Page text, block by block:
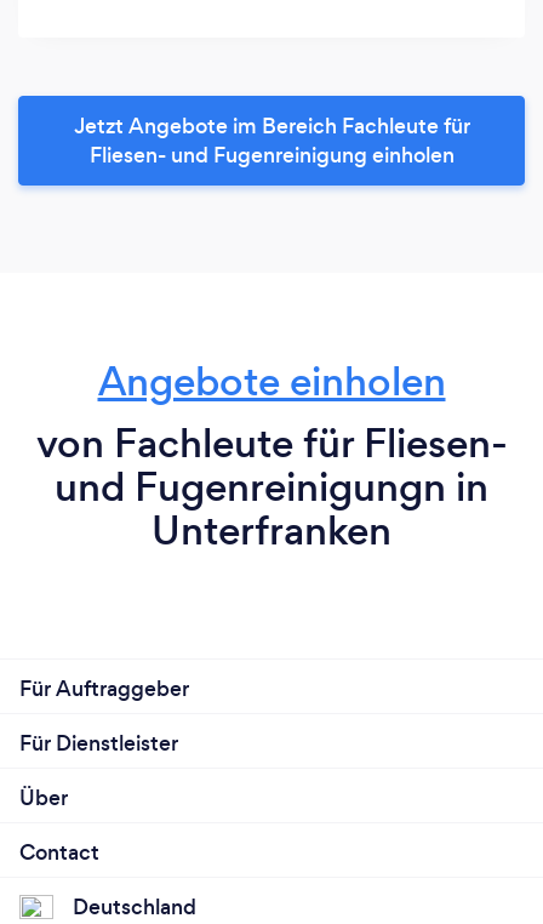
Jetzt Angebote im Bereich Fachleute für
Fliesen- und Fugenreinigung einholen
Angebote einholen
von Fachleute für Fliesen-
und Fugenreinigungn in
Unterfranken
Für Auftraggeber
Für Dienstleister
Über
Contact
Deutschland